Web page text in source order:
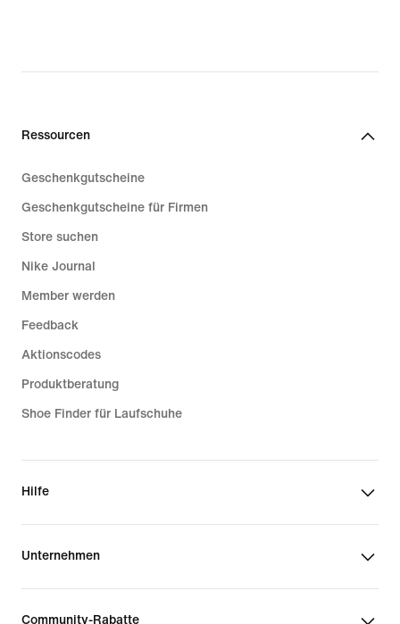
Ressourcen
Geschenkgutscheine
Geschenkgutscheine für Firmen
Store suchen
Nike Journal
Member werden
Feedback
Aktionscodes
Produktberatung
Shoe Finder für Laufschuhe
Hilfe
Unternehmen
Community-Rabatte